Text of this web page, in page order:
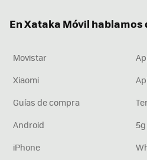
En Xataka Móvil hablamos
Movistar
Xiaomi
Guías de compra
Android
5g
iPhone